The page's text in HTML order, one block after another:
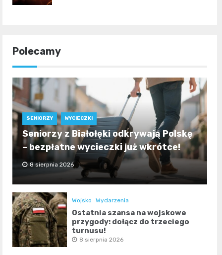
Polecamy
SENIORZY WYCIECZKI
Seniorzy z Białołęki odkrywają Polskę
– bezpłatne wycieczki już wkrótce!
8 sierpnia 2026
Wojsko Wydarzenia
Ostatnia szansa na wojskowe
przygody: dołącz do trzeciego
turnusu!
8 sierpnia 2026